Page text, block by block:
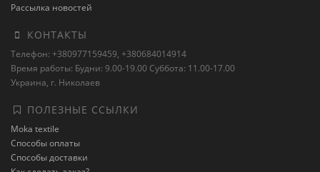
Рассылка новостей
КОНТАКТЫ
Телефон: +380977159459, +380684014914
Время работы: Будни: 9.00-19.00 Суббота: 11.00-17.00
Украина, г. Николаев
ПОЛЕЗНЫЕ ССЫЛКИ
Moka textile
Способы оплаты
Способы доставки